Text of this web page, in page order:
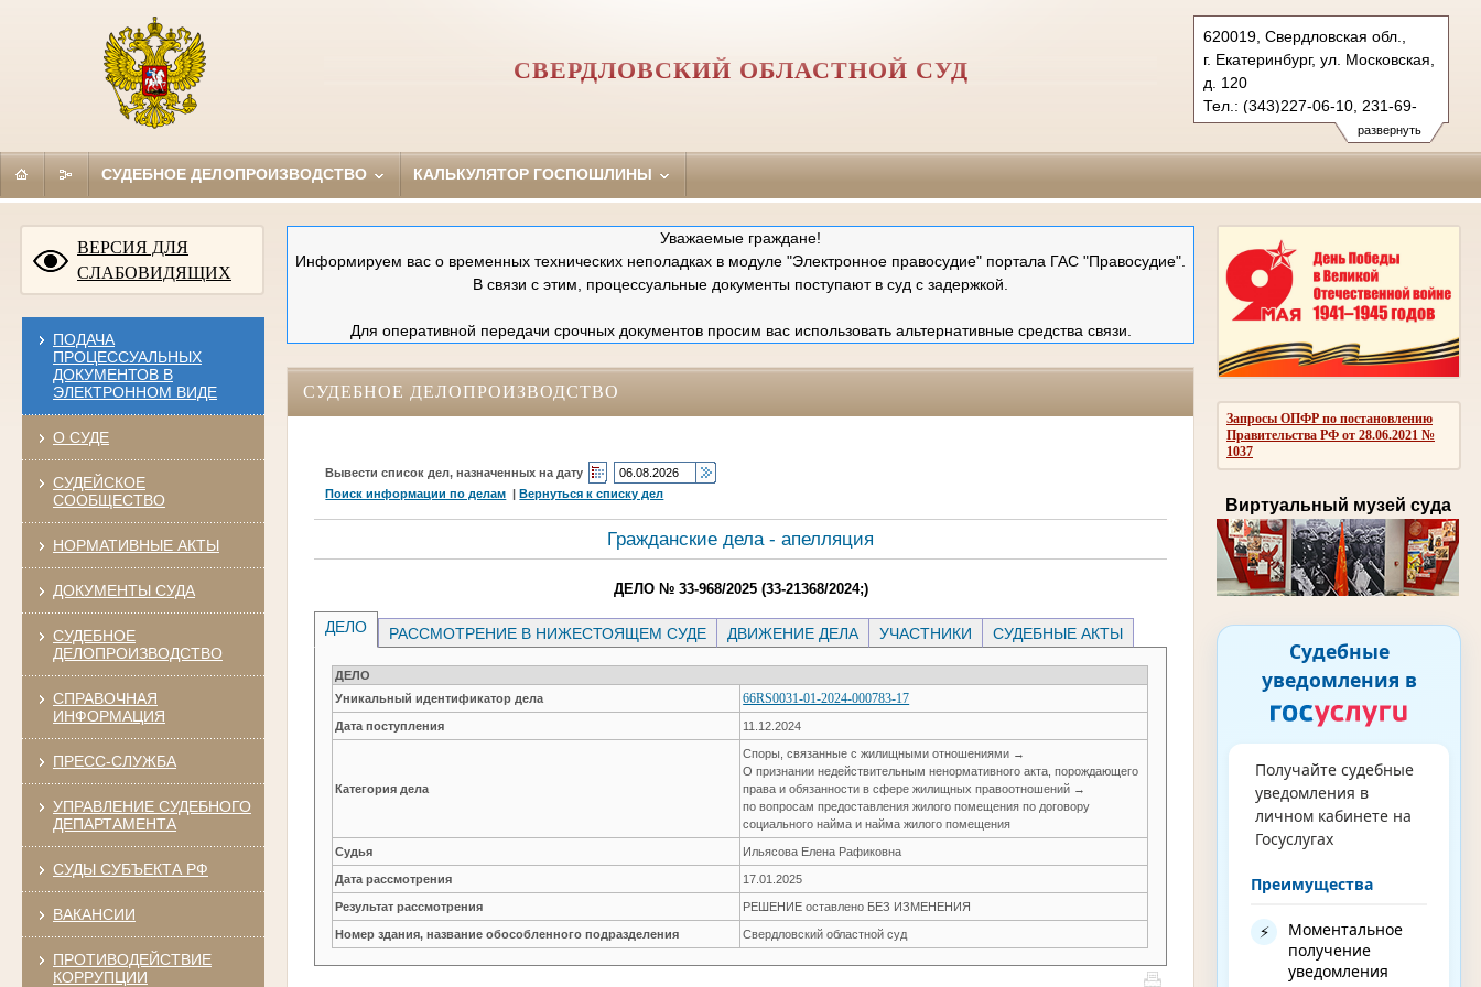
развернуть
620019, Свердловская обл.,
г. Екатеринбург, ул. Московская,
д. 120
Тел.: (343)227-06-10, 231-69-
89 (ф)
mail@ekboblsud.ru
СВЕРДЛОВСКИЙ ОБЛАСТНОЙ СУД
СУДЕБНОЕ ДЕЛОПРОИЗВОДСТВО КАЛЬКУЛЯТОР ГОСПОШЛИНЫ
ВЕРСИЯ ДЛЯ
СЛАБОВИДЯЩИХ
ПОДАЧА
ПРОЦЕССУАЛЬНЫХ
ДОКУМЕНТОВ В
ЭЛЕКТРОННОМ ВИДЕ
О СУДЕ
СУДЕЙСКОЕ
СООБЩЕСТВО
НОРМАТИВНЫЕ АКТЫ
ДОКУМЕНТЫ СУДА
СУДЕБНОЕ
ДЕЛОПРОИЗВОДСТВО
СПРАВОЧНАЯ
ИНФОРМАЦИЯ
ПРЕСС-СЛУЖБА
УПРАВЛЕНИЕ СУДЕБНОГО
ДЕПАРТАМЕНТА
СУДЫ СУБЪЕКТА РФ
ВАКАНСИИ
ПРОТИВОДЕЙСТВИЕ
КОРРУПЦИИ
Запросы ОПФР по постановлению
Правительства РФ от 28.06.2021 №
1037
Виртуальный музей суда
Судебные
уведомления в
Получайте судебные
уведомления в
личном кабинете на
Госуслугах
Преимущества
⚡
Моментальное
получение
уведомления
Уважаемые граждане!
Информируем вас о временных технических неполадках в модуле "Электронное правосудие" портала ГАС "Правосудие".
В связи с этим, процессуальные документы поступают в суд с задержкой.
Для оперативной передачи срочных документов просим вас использовать альтернативные средства связи.
СУДЕБНОЕ ДЕЛОПРОИЗВОДСТВО
Вывести список дел, назначенных на дату
Поиск информации по делам |Вернуться к списку дел
Гражданские дела - апелляция
ДЕЛО № 33-968/2025 (33-21368/2024;)
ДЕЛО РАССМОТРЕНИЕ В НИЖЕСТОЯЩЕМ СУДЕ ДВИЖЕНИЕ ДЕЛА УЧАСТНИКИ СУДЕБНЫЕ АКТЫ
ДЕЛО
Уникальный идентификатор дела
66RS0031-01-2024-000783-17
Дата поступления 11.12.2024
Категория дела
Споры, связанные с жилищными отношениями →
О признании недействительным ненормативного акта, порождающего
права и обязанности в сфере жилищных правоотношений →
по вопросам предоставления жилого помещения по договору
социального найма и найма жилого помещения
Судья Ильясова Елена Рафиковна
Дата рассмотрения 17.01.2025
Результат рассмотрения РЕШЕНИЕ оставлено БЕЗ ИЗМЕНЕНИЯ
Номер здания, название обособленного подразделения Свердловский областной суд